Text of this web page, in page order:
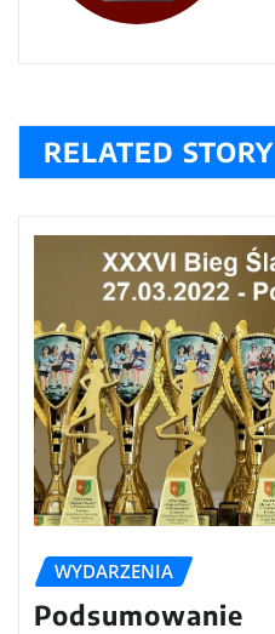
RELATED STORY
WYDARZENIA
Podsumowanie